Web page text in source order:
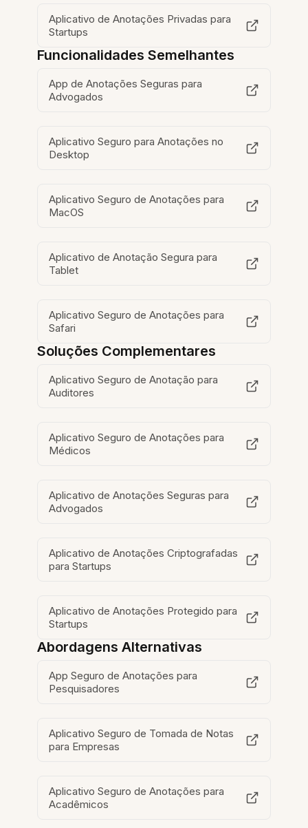
Aplicativo de Anotações Privadas para
Startups
Funcionalidades Semelhantes
App de Anotações Seguras para
Advogados
Aplicativo Seguro para Anotações no
Desktop
Aplicativo Seguro de Anotações para
MacOS
Aplicativo de Anotação Segura para
Tablet
Aplicativo Seguro de Anotações para
Safari
Soluções Complementares
Aplicativo Seguro de Anotação para
Auditores
Aplicativo Seguro de Anotações para
Médicos
Aplicativo de Anotações Seguras para
Advogados
Aplicativo de Anotações Criptografadas
para Startups
Aplicativo de Anotações Protegido para
Startups
Abordagens Alternativas
App Seguro de Anotações para
Pesquisadores
Aplicativo Seguro de Tomada de Notas
para Empresas
Aplicativo Seguro de Anotações para
Acadêmicos